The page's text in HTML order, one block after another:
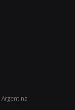
Argentina